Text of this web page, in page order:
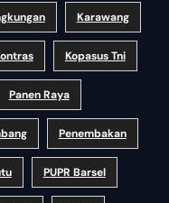
Karawang
Kopasus Tni
Panen Raya
Penembakan
PUPR Barsel